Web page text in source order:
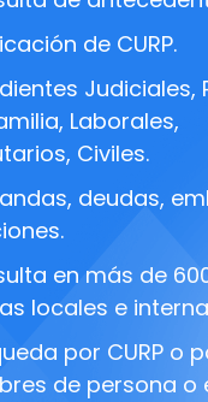
de CURP.
Judiciales,
Laborales,
Civiles.
deudas,
en más de
locales e
por CURP o
de persona o